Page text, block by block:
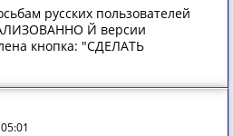
русских пользователей
Й версии
кнопка: "СДЕЛАТЬ